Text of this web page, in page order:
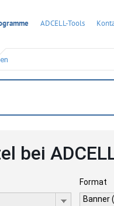
ADCELL-Tools
bei
Format
Banner